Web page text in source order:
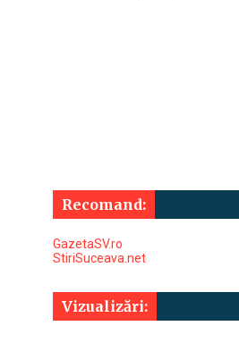
Recomand:
GazetaSV.ro
StiriSuceava.net
Vizualizări: